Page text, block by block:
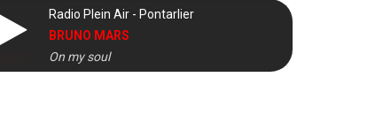
Radio Plein Air - Pontarlier
BRUNO MARS
On my soul